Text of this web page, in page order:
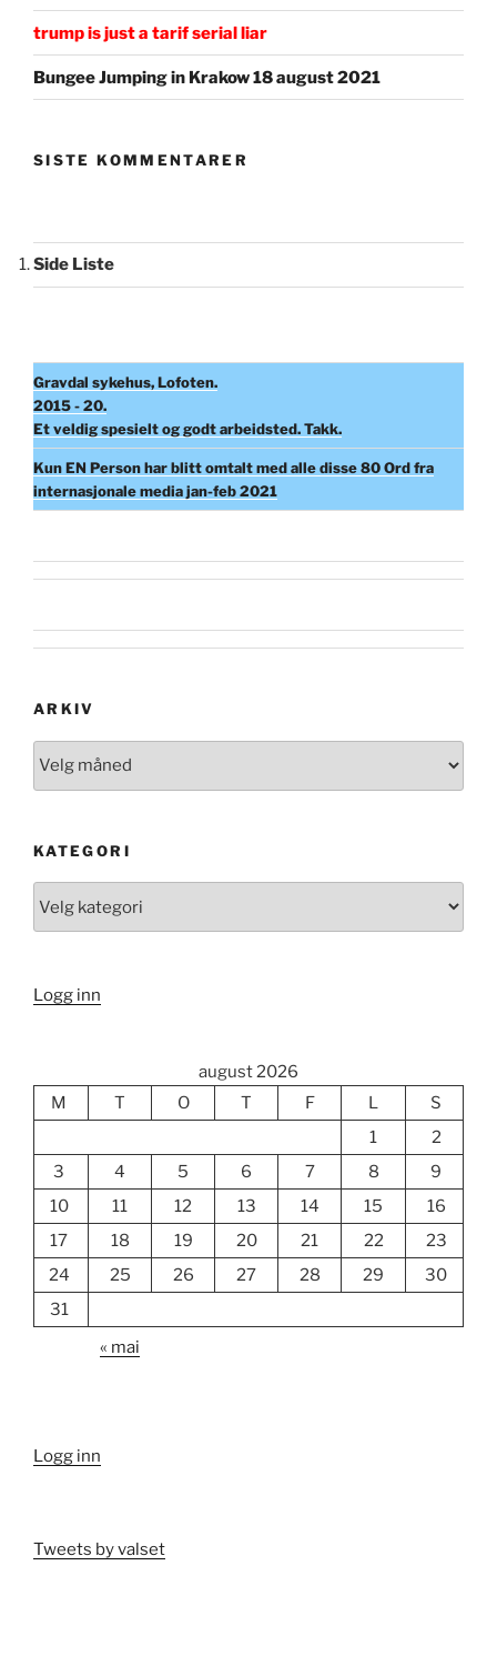
trump is just a tarif serial liar
Bungee Jumping in Krakow 18 august 2021
SISTE KOMMENTARER
Side Liste
Gravdal sykehus, Lofoten.
2015 - 20.
Et veldig spesielt og godt arbeidsted. Takk.
Kun EN Person har blitt omtalt med alle disse 80 Ord fra
internasjonale media jan-feb 2021
ARKIV
KATEGORI
Logg inn
august 2026
M
T O T F L
S
1
2
3
4 5 6 7 8
9
10
11 12 13 14 15
16
17
18 19 20 21 22
23
24
25 26 27 28 29
30
31
« mai
Logg inn
Tweets by valset